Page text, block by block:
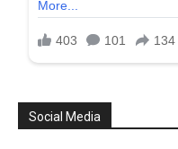
Social Media